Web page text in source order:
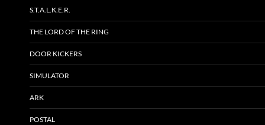
S.T.A.L.K.E.R.
THE LORD OF THE RING
DOOR KICKERS
SIMULATOR
ARK
POSTAL